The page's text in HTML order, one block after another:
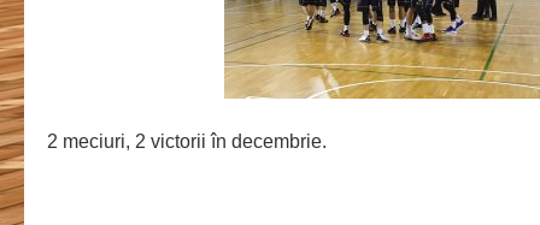
2 meciuri, 2 victorii în decembrie.